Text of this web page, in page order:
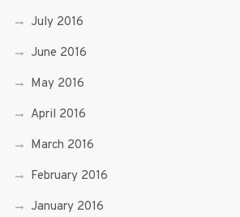
July 2016
June 2016
May 2016
April 2016
March 2016
February 2016
January 2016